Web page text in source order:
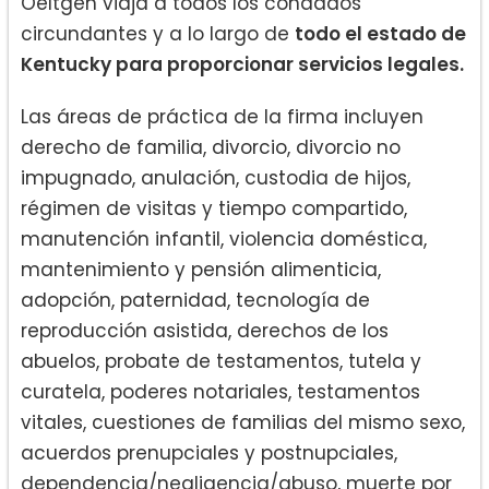
circundantes y a lo largo de todo el estado de
Kentucky para proporcionar servicios legales.
Las áreas de práctica de la firma incluyen
derecho de familia, divorcio, divorcio no
impugnado, anulación, custodia de hijos,
régimen de visitas y tiempo compartido,
manutención infantil, violencia doméstica,
mantenimiento y pensión alimenticia,
adopción, paternidad, tecnología de
reproducción asistida, derechos de los
abuelos, probate de testamentos, tutela y
curatela, poderes notariales, testamentos
vitales, cuestiones de familias del mismo sexo,
acuerdos prenupciales y postnupciales,
dependencia/negligencia/abuso, muerte por